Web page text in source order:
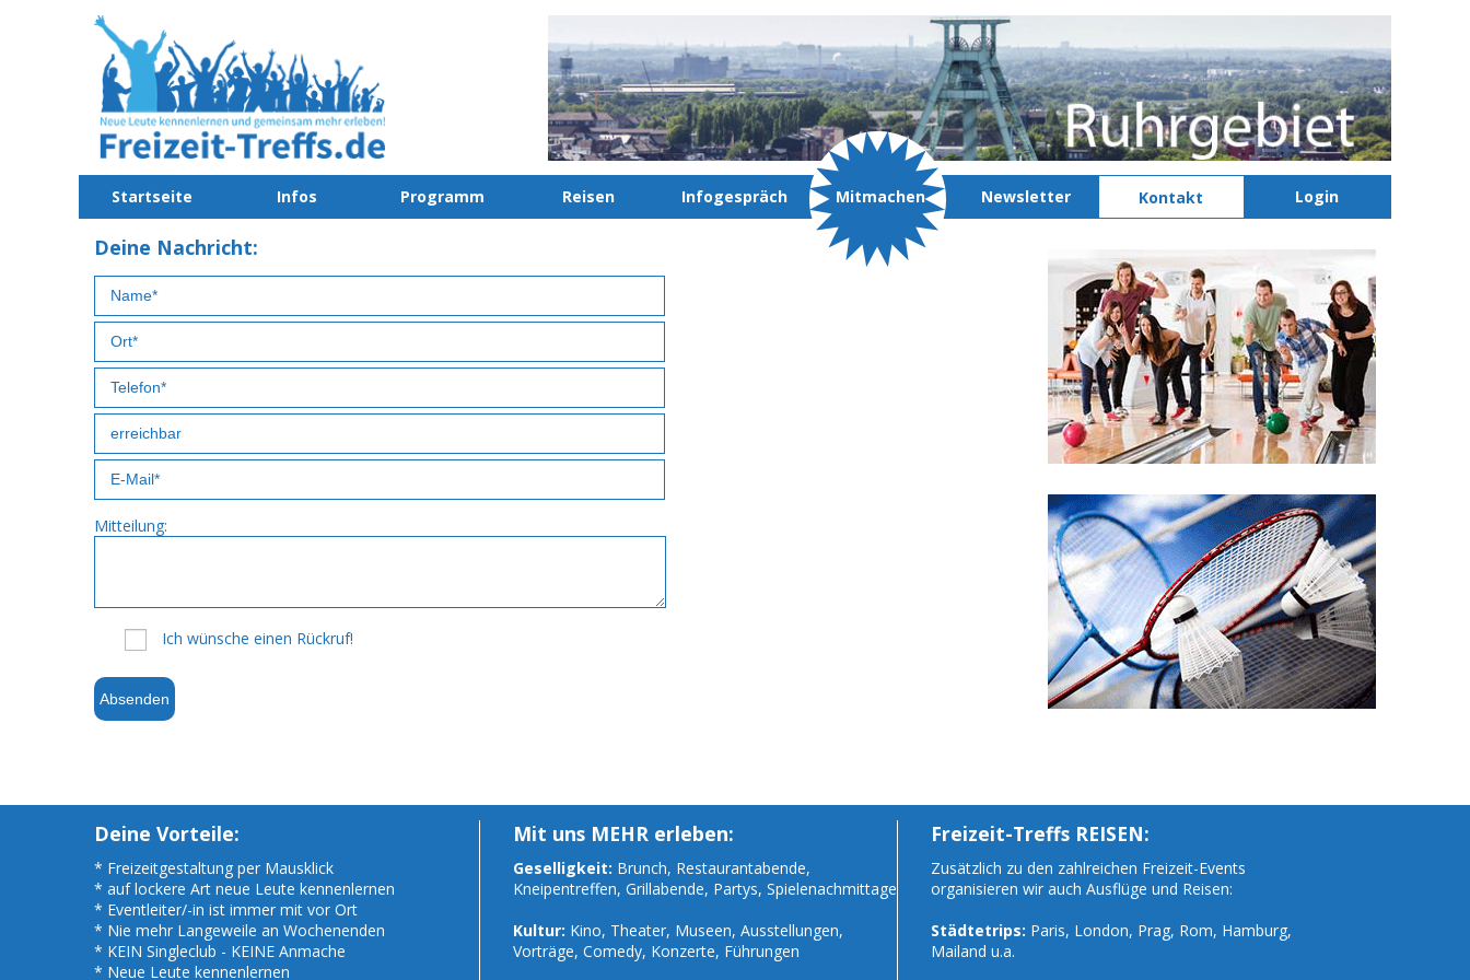
Startseite Infos Programm Reisen Infogespräch Mitmachen Newsletter Kontakt Login
Deine Nachricht:
Mitteilung:
Ich wünsche einen Rückruf!
Absenden
Deine Vorteile:
* Freizeitgestaltung per Mausklick
* auf lockere Art neue Leute kennenlernen
* Eventleiter/-in ist immer mit vor Ort
* Nie mehr Langeweile an Wochenenden
* KEIN Singleclub - KEINE Anmache
* Neue Leute kennenlernen
Mit uns MEHR erleben:
Geselligkeit: Brunch, Restaurantabende,
Kneipentreffen, Grillabende, Partys, Spielenachmittage
Kultur: Kino, Theater, Museen, Ausstellungen,
Vorträge, Comedy, Konzerte, Führungen
Freizeit-Treffs REISEN:
Zusätzlich zu den zahlreichen Freizeit-Events
organisieren wir auch Ausflüge und Reisen:
Städtetrips: Paris, London, Prag, Rom, Hamburg,
Mailand u.a.